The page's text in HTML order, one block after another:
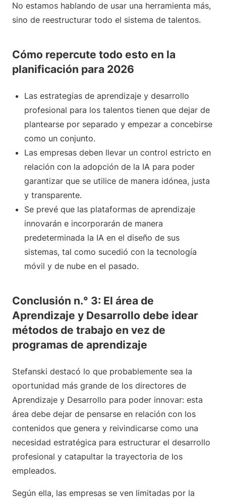
No estamos hablando de usar una herramienta más,
sino de reestructurar todo el sistema de talentos.
Cómo repercute todo esto en la
planificación para 2026
Las estrategias de aprendizaje y desarrollo
profesional para los talentos tienen que dejar de
plantearse por separado y empezar a concebirse
como un conjunto.
Las empresas deben llevar un control estricto en
relación con la adopción de la IA para poder
garantizar que se utilice de manera idónea, justa
y transparente.
Se prevé que las plataformas de aprendizaje
innovarán e incorporarán de manera
predeterminada la IA en el diseño de sus
sistemas, tal como sucedió con la tecnología
móvil y de nube en el pasado.
Conclusión n.° 3: El área de
Aprendizaje y Desarrollo debe idear
métodos de trabajo en vez de
programas de aprendizaje
Stefanski destacó lo que probablemente sea la
oportunidad más grande de los directores de
Aprendizaje y Desarrollo para poder innovar: esta
área debe dejar de pensarse en relación con los
contenidos que genera y reivindicarse como una
necesidad estratégica para estructurar el desarrollo
profesional y catapultar la trayectoria de los
empleados.
Según ella, las empresas se ven limitadas por la